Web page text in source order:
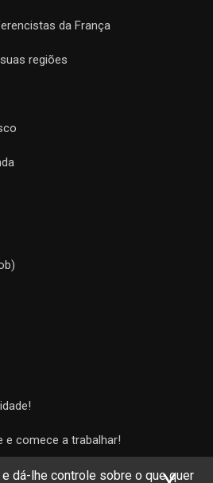
dá-lhe controle sobre o que quer
da França
regiões
e comece a trabalhar!